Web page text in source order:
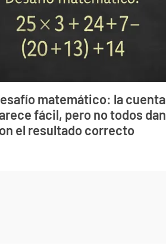
matemático: la cuenta
fácil, pero no todos dan
el resultado correcto